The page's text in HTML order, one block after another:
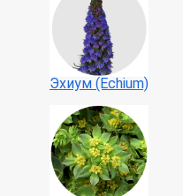
Эхиум (Echium)